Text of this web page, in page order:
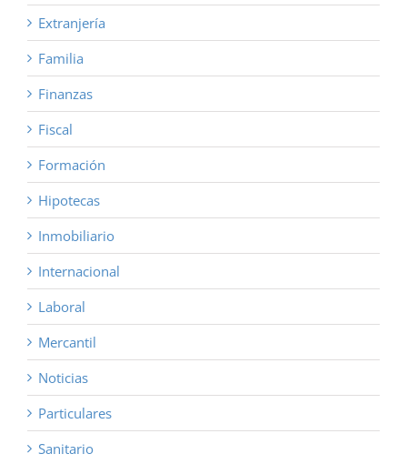
Extranjería
Familia
Finanzas
Fiscal
Formación
Hipotecas
Inmobiliario
Internacional
Laboral
Mercantil
Noticias
Particulares
Sanitario